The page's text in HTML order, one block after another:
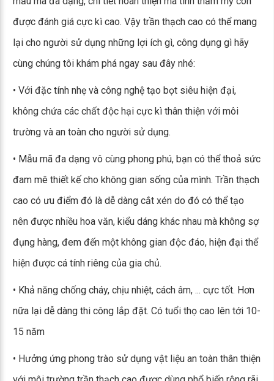
được đánh giá cực kì cao. Vậy trần thạch cao có thể mang
lại cho người sử dụng những lợi ích gì, công dụng gì hãy
cùng chúng tôi khám phá ngay sau đây nhé:
• Với đặc tính nhẹ và công nghệ tạo bọt siêu hiện đại,
không chứa các chất độc hại cực kì thân thiện với môi
trường và an toàn cho người sử dụng.
• Mẫu mã đa dạng vô cùng phong phú, bạn có thể thoả sức
đam mê thiết kế cho không gian sống của mình. Trần thạch
cao có ưu điểm đó là dễ dàng cắt xén do đó có thể tạo
nên được nhiều hoa văn, kiểu dáng khác nhau mà không sợ
đụng hàng, đem đến một không gian độc đáo, hiện đại thể
hiện được cá tính riêng của gia chủ.
• Khả năng chống cháy, chịu nhiệt, cách âm, ... cực tốt. Hơn
nữa lại dễ dàng thi công lắp đặt. Có tuổi thọ cao lên tới 10-
15 năm
• Hưởng ứng phong trào sử dụng vật liệu an toàn thân thiện